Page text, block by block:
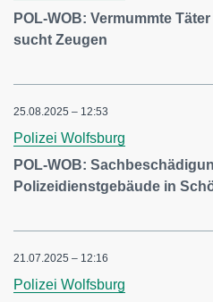
POL-WOB: Vermummte
sucht Zeugen
25.08.2025 – 12:53
Polizei Wolfsburg
POL-WOB:
Polizeidienstgebäude in
21.07.2025 – 12:16
Polizei Wolfsburg